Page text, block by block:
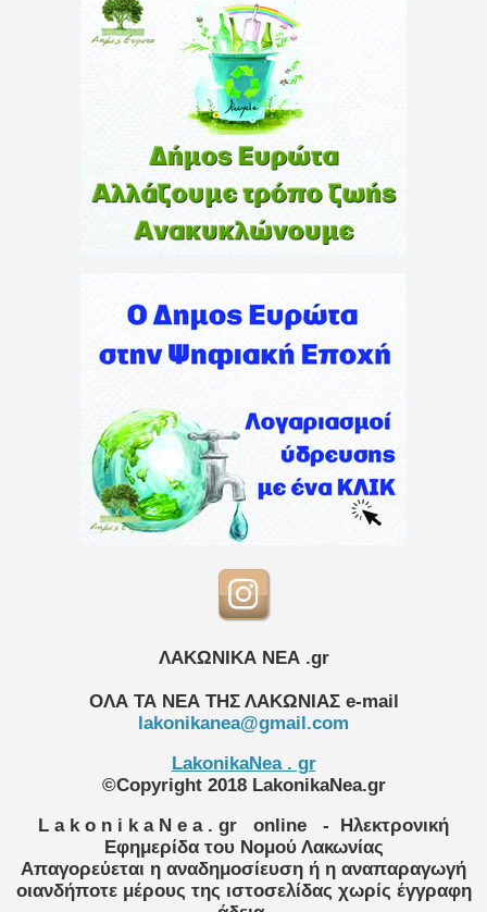
ΛΑΚΩΝΙΚΑ ΝΕΑ .gr
ΟΛΑ ΤΑ ΝΕΑ ΤΗΣ ΛΑΚΩΝΙΑΣ e-mail
lakonikanea@gmail.com
LakonikaNea . gr
©Copyright 2018 LakonikaNea.gr
L a k o n i k a N e a . gr
online
- Ηλεκτρονική
Εφημερίδα του Νομού Λακωνίας
Απαγορεύεται η αναδημοσίευση ή η αναπαραγωγή
οιανδήποτε μέρους της ιστοσελίδας χωρίς έγγραφη